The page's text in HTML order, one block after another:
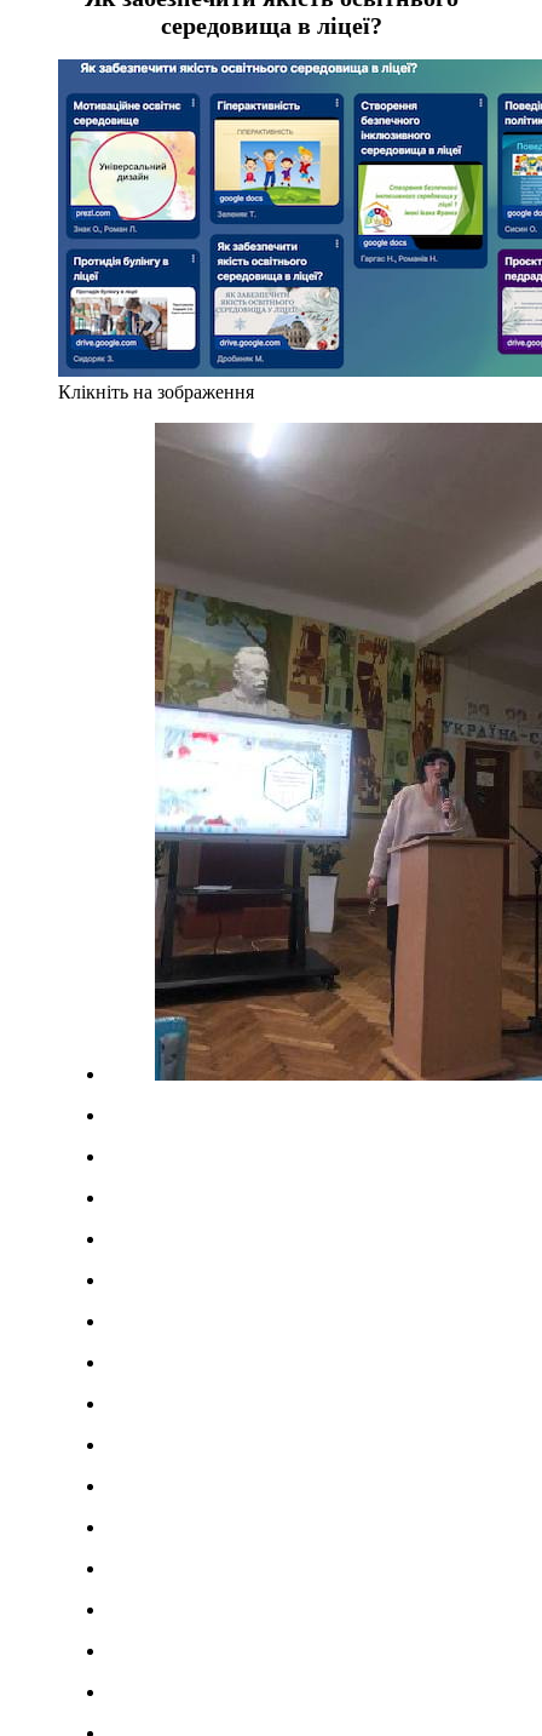
середовища в ліцеї?
Клікніть на зображення